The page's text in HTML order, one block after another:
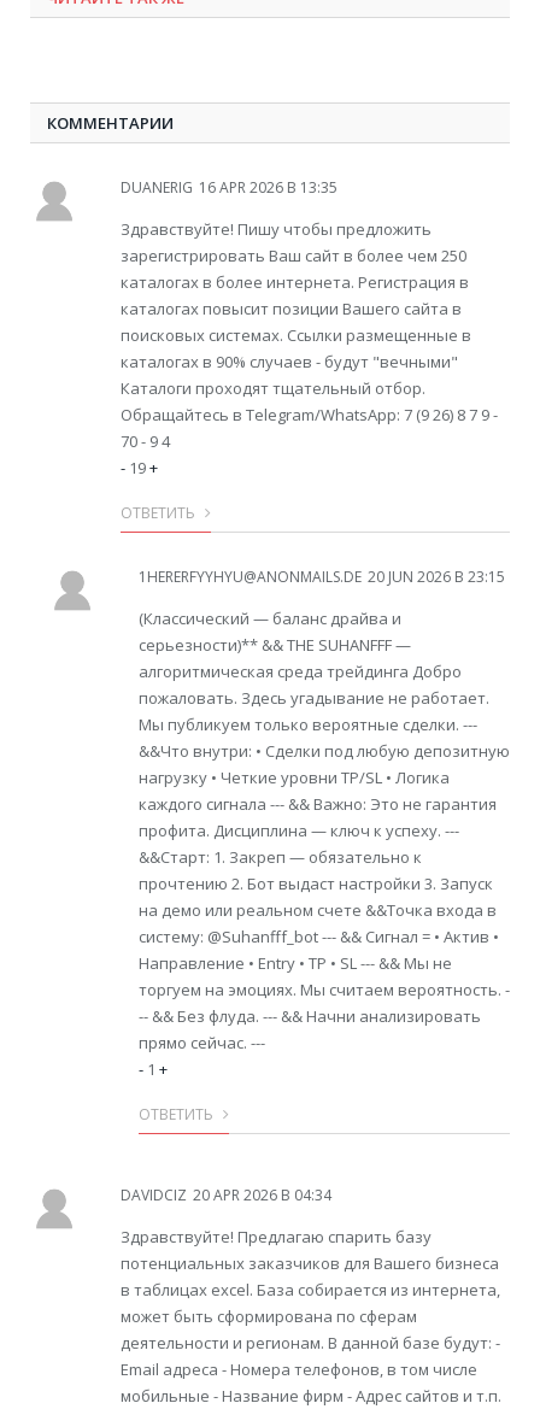
КОММЕНТАРИИ
DUANERIG 16 APR 2026 В 13:35
Здравствуйте! Пишу чтобы предложить
зарегистрировать Ваш сайт в более чем 250
каталогах в более интернета. Регистрация в
каталогах повысит позиции Вашего сайта в
поисковых системах. Ссылки размещенные в
каталогах в 90% случаев - будут "вечными"
Каталоги проходят тщательный отбор.
Обращайтесь в Telegram/WhatsApp: 7 (9 26) 8 7 9 -
70 - 9 4
- 19+
ОТВЕТИТЬ
1HERERFYYHYU@ANONMAILS.DE 20 JUN 2026 В 23:15
(Классический — баланс драйва и
серьезности)** && THE SUHANFFF —
алгоритмическая среда трейдинга Добро
пожаловать. Здесь угадывание не работает.
Мы публикуем только вероятные сделки. ---
&&Что внутри: • Сделки под любую депозитную
нагрузку • Четкие уровни TP/SL • Логика
каждого сигнала --- && Важно: Это не гарантия
профита. Дисциплина — ключ к успеху. ---
&&Старт: 1. Закреп — обязательно к
прочтению 2. Бот выдаст настройки 3. Запуск
на демо или реальном счете &&Точка входа в
систему: @Suhanfff_bot --- && Сигнал = • Актив •
Направление • Entry • TP • SL --- && Мы не
торгуем на эмоциях. Мы считаем вероятность. -
-- && Без флуда. --- && Начни анализировать
прямо сейчас. ---
- 1 +
ОТВЕТИТЬ
DAVIDCIZ 20 APR 2026 В 04:34
Здравствуйте! Предлагаю спарить базу
потенциальных заказчиков для Вашего бизнеса
в таблицах excel. База собирается из интернета,
может быть сформирована по сферам
деятельности и регионам. В данной базе будут: -
Email адреса - Номера телефонов, в том числе
мобильные - Название фирм - Адрес сайтов и т.п.